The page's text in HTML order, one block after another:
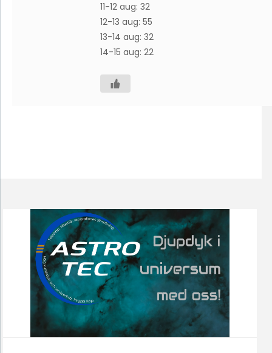
11-12 aug: 32
12-13 aug: 55
13-14 aug: 32
14-15 aug: 22